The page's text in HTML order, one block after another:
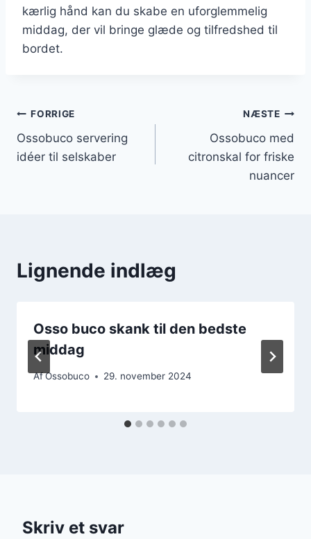
kærlig hånd kan du skabe en uforglemmelig
middag, der vil bringe glæde og tilfredshed til
bordet.
Indlægsnavigation
FORRIGE
Ossobuco servering
idéer til selskaber
NÆSTE
Ossobuco med
citronskal for friske
nuancer
Lignende indlæg
Osso buco skank til den bedste
middag
AfOssobuco 29. november 2024
Skriv et svar